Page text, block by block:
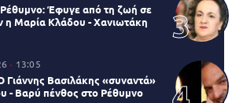
Έφυγε από τη ζωή σε
η Μαρία Κλάδου - Χανιωτάκη
13:05
Γιάννης Βασιλάκης «συναντά»
- Βαρύ πένθος στο Ρέθυμνο